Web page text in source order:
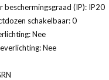
beschermingsgraad (IP): IP20
schakelbaar: 0
Nee
Nee